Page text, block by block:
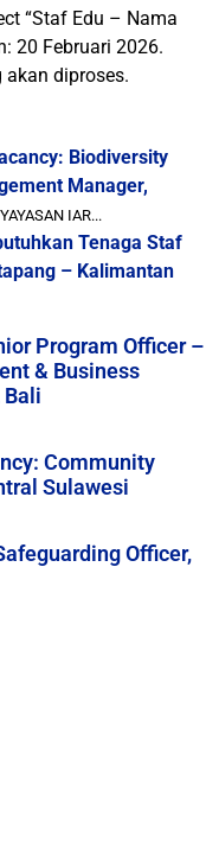
“Staf Edu – Nama
20 Februari 2026.
diproses.
Biodiversity
Manager,
YAYASAN IAR...
Tenaga Staf
– Kalimantan
Program Officer –
& Business
Bali
Community
Sulawesi
Officer,